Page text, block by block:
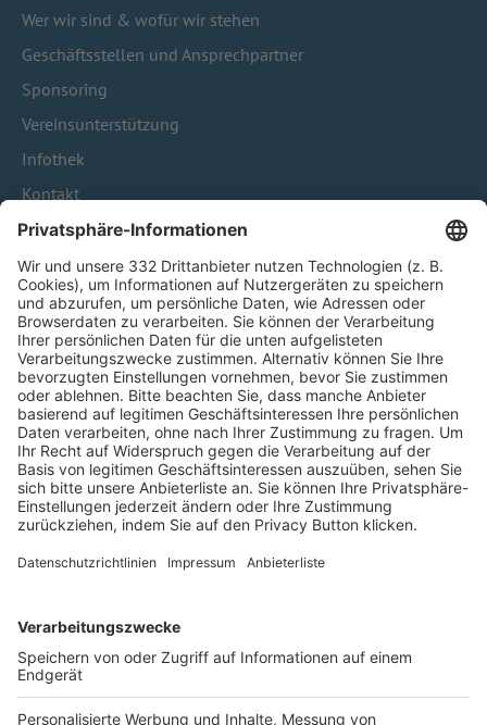
Wer wir sind & wofür wir stehen
Geschäftsstellen und Ansprechpartner
Sponsoring
Vereinsunterstützung
Infothek
Kontakt
HÄUFIG BESUCHTE SEITEN
Pässe und Vereinswechsel
Trainerausbildung
Schulungsangebot Vereinsmitarbeiter
BFV-Geschäftsstellen
Trainerbörse
Login SpielPlus
FOLGE DEM BFV
TOP-VEREINE